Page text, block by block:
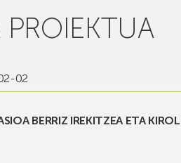
02
BERRIZ IREKITZEA ETA